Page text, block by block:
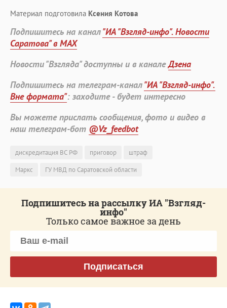
Материал подготовила Ксения Котова
Подпишитесь на канал"ИА "Взгляд-инфо". Новости
Саратова" в MAX
Новости "Взгляда" доступны и в каналеДзена
Подпишитесь на телеграм-канал"ИА "Взгляд-инфо".
Вне формата": заходите - будет интересно
Вы можете прислать сообщения, фото и видео в
наш телеграм-бот @Vz_feedbot
дискредитация ВС РФ приговор
штраф
Маркс
ГУ МВД по Саратовской области
Подпишитесь на рассылку ИА "Взгляд-
инфо"
Только самое важное за день
Подписаться